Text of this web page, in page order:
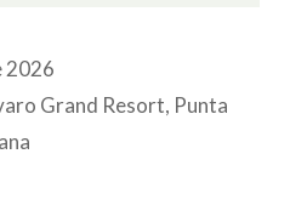
2026
Grand Resort, Punta